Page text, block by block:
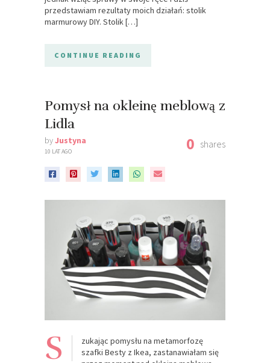
przedstawiam rezultaty moich działań: stolik
marmurowy DIY. Stolik […]
CONTINUE READING
Pomysł na okleinę meblową z
Lidla
byJustyna
10 LAT AGO 0 shares
S
zukając pomysłu na metamorfozę
szafki Besty z Ikea, zastanawiałam się